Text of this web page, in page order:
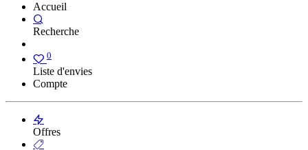
Accueil
Recherche
0
Liste d'envies
Compte
Offres